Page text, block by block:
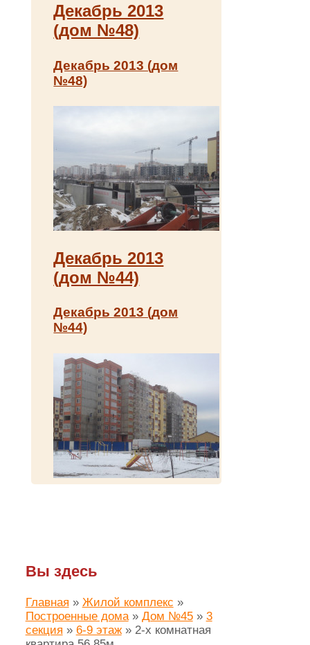
Декабрь 2013
(дом №48)
Декабрь 2013 (дом
№48)
Декабрь 2013
(дом №44)
Декабрь 2013 (дом
№44)
Вы здесь
Главная » Жилой комплекс »
Построенные дома» Дом №45» 3
секция » 6-9 этаж» 2-х комнатная